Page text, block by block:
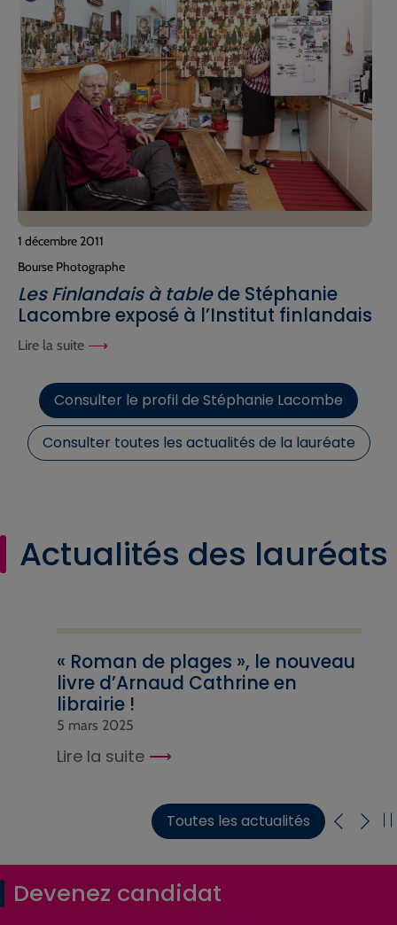
1 décembre 2011
Bourse Photographe
Les Finlandais à tablede Stéphanie
Lacombre exposé à l’Institut finlandais
Lire la suite
Consulter le profil de Stéphanie Lacombe
Consulter toutes les actualités de la lauréate
Actualités des lauréats
« Roman de plages », le nouveau
livre d’Arnaud Cathrine en
librairie !
5 mars 2025
Lire la suite
Toutes les actualités
Devenez candidat